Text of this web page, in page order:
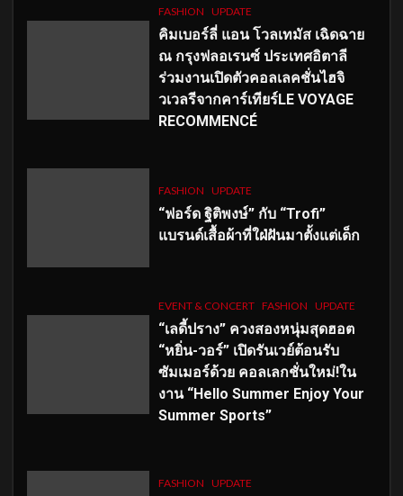
FASHION UPDATE
คิมเบอร์ลี่ แอน โวลเทมัส เฉิดฉาย
ณ กรุงฟลอเรนซ์ ประเทศอิตาลี
ร่วมงานเปิดตัวคอลเลคชั่นไฮจิ
วเวลรีจากคาร์เทียร์LE VOYAGE
RECOMMENCÉ
FASHION UPDATE
“ฟอร์ด ฐิติพงษ์” กับ “Trofi”
แบรนด์เสื้อผ้าที่ใฝ่ฝันมาตั้งแต่เด็ก
EVENT & CONCERT FASHION UPDATE
“เลดี้ปราง” ควงสองหนุ่มสุดฮอต
“หยิ่น-วอร์” เปิดรันเวย์ต้อนรับ
ซัมเมอร์ด้วย คอลเลกชั่นใหม่!ใน
งาน “Hello Summer Enjoy Your
Summer Sports”
FASHION UPDATE